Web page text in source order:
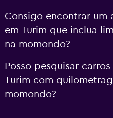
Consigo encontrar um
em Turim que inclua
na momondo?
Posso pesquisar
Turim com
momondo?